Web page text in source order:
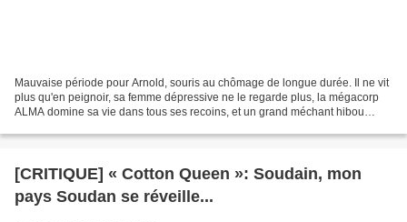
Mauvaise période pour Arnold, souris au chômage de longue durée. Il ne vit
plus qu'en peignoir, sa femme dépressive ne le regarde plus, la mégacorp
ALMA domine sa vie dans tous ses recoins, et un grand méchant hibou
[CRITIQUE] « Cotton Queen »: Soudain, mon
pays Soudan se réveille...